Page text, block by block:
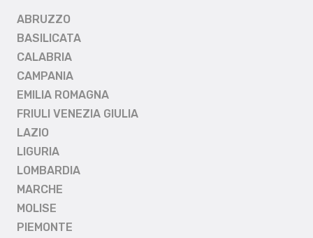
ABRUZZO
BASILICATA
CALABRIA
CAMPANIA
EMILIA ROMAGNA
FRIULI VENEZIA GIULIA
LAZIO
LIGURIA
LOMBARDIA
MARCHE
MOLISE
PIEMONTE